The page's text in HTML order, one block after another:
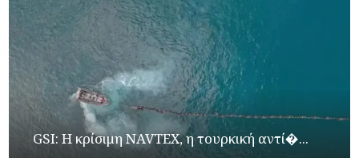
GSI: Η κρίσιμη NAVTEX, η τουρκική αντί�...